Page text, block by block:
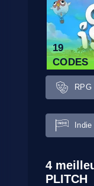
19
CODES
RPG
Indie
4
PLITCH